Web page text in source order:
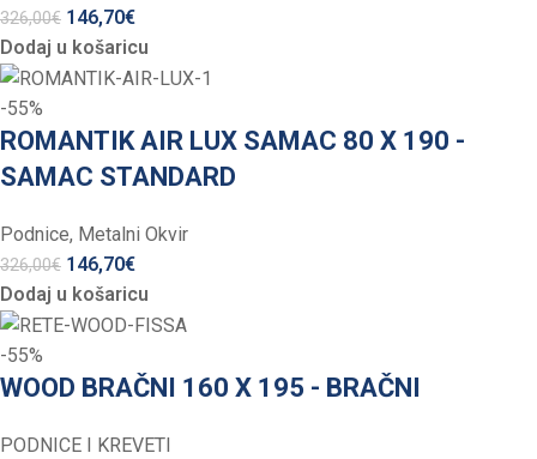
326,00€ 146,70€
Dodaj u košaricu
-55%
ROMANTIK AIR LUX SAMAC 80 X 190 -
SAMAC STANDARD
Podnice, Metalni Okvir
326,00€ 146,70€
Dodaj u košaricu
-55%
WOOD BRAČNI 160 X 195 - BRAČNI
PODNICE I KREVETI